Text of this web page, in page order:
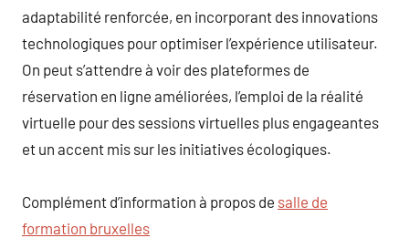
adaptabilité renforcée, en incorporant des innovations
technologiques pour optimiser l’expérience utilisateur.
On peut s’attendre à voir des plateformes de
réservation en ligne améliorées, l’emploi de la réalité
virtuelle pour des sessions virtuelles plus engageantes
et un accent mis sur les initiatives écologiques.
Complément d’information à propos de salle de
formation bruxelles